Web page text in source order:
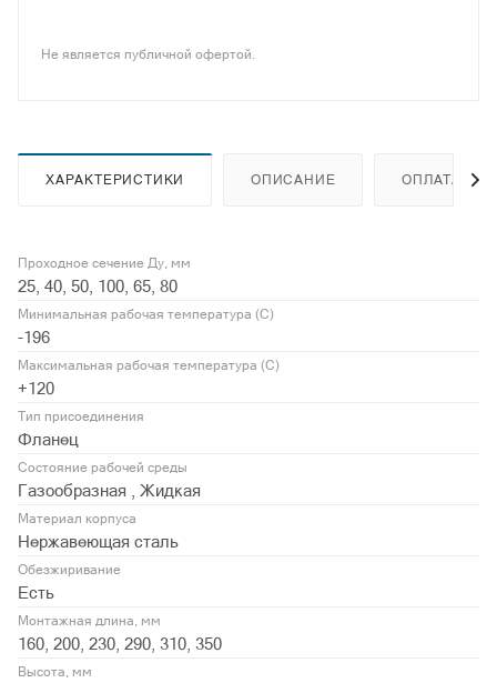
Не является публичной офертой.
ХАРАКТЕРИСТИКИ ОПИСАНИЕ ОПЛАТА
Проходное сечение Ду, мм
25, 40, 50, 100, 65, 80
Минимальная рабочая температура (С)
-196
Максимальная рабочая температура (С)
+120
Тип присоединения
Фланец
Состояние рабочей среды
Газообразная , Жидкая
Материал корпуса
Нержавеющая сталь
Обезжиривание
Есть
Монтажная длина, мм
160, 200, 230, 290, 310, 350
Высота, мм